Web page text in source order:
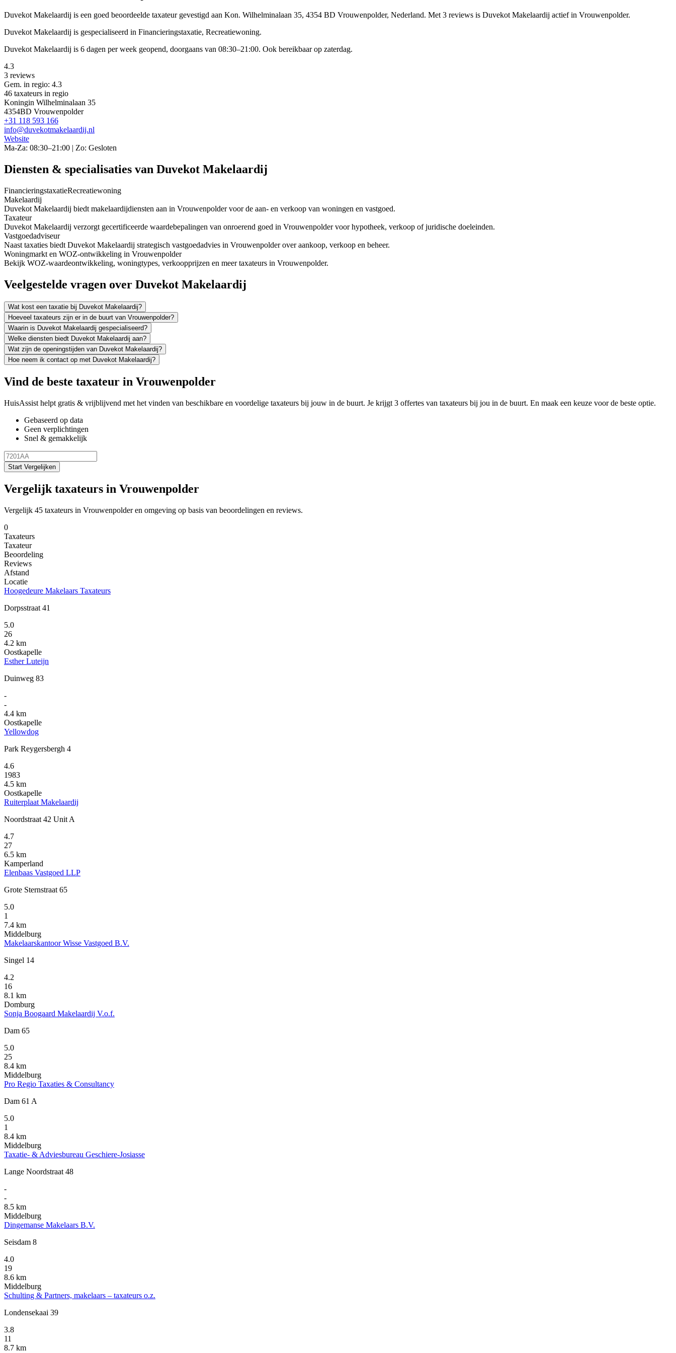
Duvekot Makelaardij is een goed beoordeelde taxateur gevestigd aan Kon. Wilhelminalaan 35, 4354 BD Vrouwenpolder, Nederland. Met 3 reviews is Duvekot Makelaardij actief in Vrouwenpolder.
Duvekot Makelaardij is gespecialiseerd in Financieringstaxatie, Recreatiewoning.
Duvekot Makelaardij is 6 dagen per week geopend, doorgaans van 08:30–21:00. Ook bereikbaar op zaterdag.
4.3
3 reviews
Gem. in regio: 4.3
46 taxateurs in regio
Koningin Wilhelminalaan 35
4354BD Vrouwenpolder
+31 118 593 166
info@duvekotmakelaardij.nl
Website
Ma-Za: 08:30–21:00 | Zo: Gesloten
Diensten & specialisaties van Duvekot Makelaardij
FinancieringstaxatieRecreatiewoning
Makelaardij
Duvekot Makelaardij biedt makelaardijdiensten aan in Vrouwenpolder voor de aan- en verkoop van woningen en vastgoed.
Taxateur
Duvekot Makelaardij verzorgt gecertificeerde waardebepalingen van onroerend goed in Vrouwenpolder voor hypotheek, verkoop of juridische doeleinden.
Vastgoedadviseur
Naast taxaties biedt Duvekot Makelaardij strategisch vastgoedadvies in Vrouwenpolder over aankoop, verkoop en beheer.
Woningmarkt en WOZ-ontwikkeling in Vrouwenpolder
Bekijk WOZ-waardeontwikkeling, woningtypes, verkoopprijzen en meer taxateurs in Vrouwenpolder.
Veelgestelde vragen over Duvekot Makelaardij
Wat kost een taxatie bij Duvekot Makelaardij?
Hoeveel taxateurs zijn er in de buurt van Vrouwenpolder?
Waarin is Duvekot Makelaardij gespecialiseerd?
Welke diensten biedt Duvekot Makelaardij aan?
Wat zijn de openingstijden van Duvekot Makelaardij?
Hoe neem ik contact op met Duvekot Makelaardij?
Vind de beste taxateur in Vrouwenpolder
HuisAssist helpt gratis & vrijblijvend met het vinden van beschikbare en voordelige taxateurs bij jouw in de buurt. Je krijgt 3 offertes van taxateurs bij jou in de buurt. En maak een keuze voor de beste optie.
Gebaseerd op data
Geen verplichtingen
Snel & gemakkelijk
Start Vergelijken
Vergelijk taxateurs in Vrouwenpolder
Vergelijk 45 taxateurs in Vrouwenpolder en omgeving op basis van beoordelingen en reviews.
0
Taxateurs
Taxateur
Beoordeling
Reviews
Afstand
Locatie
Hoogedeure Makelaars Taxateurs
Dorpsstraat 41
5.0
26
4.2 km
Oostkapelle
Esther Luteijn
Duinweg 83
-
-
4.4 km
Oostkapelle
Yellowdog
Park Reygersbergh 4
4.6
1983
4.5 km
Oostkapelle
Ruiterplaat Makelaardij
Noordstraat 42 Unit A
4.7
27
6.5 km
Kamperland
Elenbaas Vastgoed LLP
Grote Sternstraat 65
5.0
1
7.4 km
Middelburg
Makelaarskantoor Wisse Vastgoed B.V.
Singel 14
4.2
16
8.1 km
Domburg
Sonja Boogaard Makelaardij V.o.f.
Dam 65
5.0
25
8.4 km
Middelburg
Pro Regio Taxaties & Consultancy
Dam 61 A
5.0
1
8.4 km
Middelburg
Taxatie- & Adviesbureau Geschiere-Josiasse
Lange Noordstraat 48
-
-
8.5 km
Middelburg
Dingemanse Makelaars B.V.
Seisdam 8
4.0
19
8.6 km
Middelburg
Schulting & Partners, makelaars – taxateurs o.z.
Londensekaai 39
3.8
11
8.7 km